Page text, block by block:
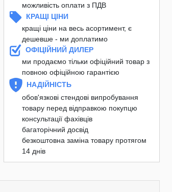
можливість оплати з ПДВ
КРАЩІ ЦІНИ
кращі ціни на весь асортимент, є
дешевше - ми доплатимо
ОФІЦІЙНИЙ ДИЛЕР
ми продаємо тільки офіційний товар з
повною офіційною гарантією
НАДІЙНІСТЬ
обов'язкові стендові випробування
товару перед відправкою покупцю
консультації фахівців
багаторічний досвід
безкоштовна заміна товару протягом
14 днів